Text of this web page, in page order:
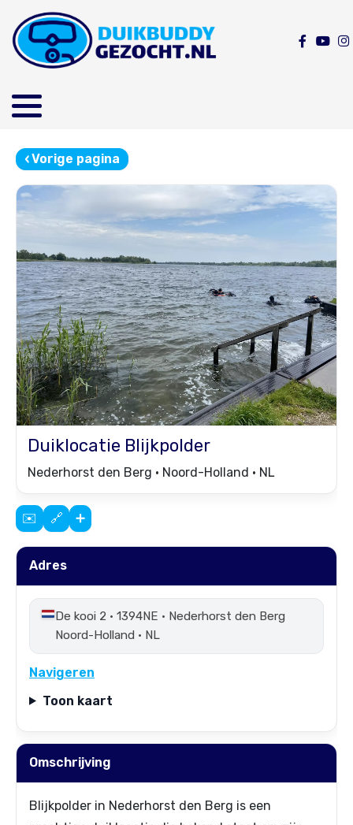
‹Vorige pagina
Duiklocatie Blijkpolder
Nederhorst den Berg • Noord-Holland • NL
✉️ 🔗 ➕
Adres
De kooi 2 • 1394NE • Nederhorst den Berg
Noord-Holland • NL
Navigeren
Toon kaart
Omschrijving
Blijkpolder in Nederhorst den Berg is een